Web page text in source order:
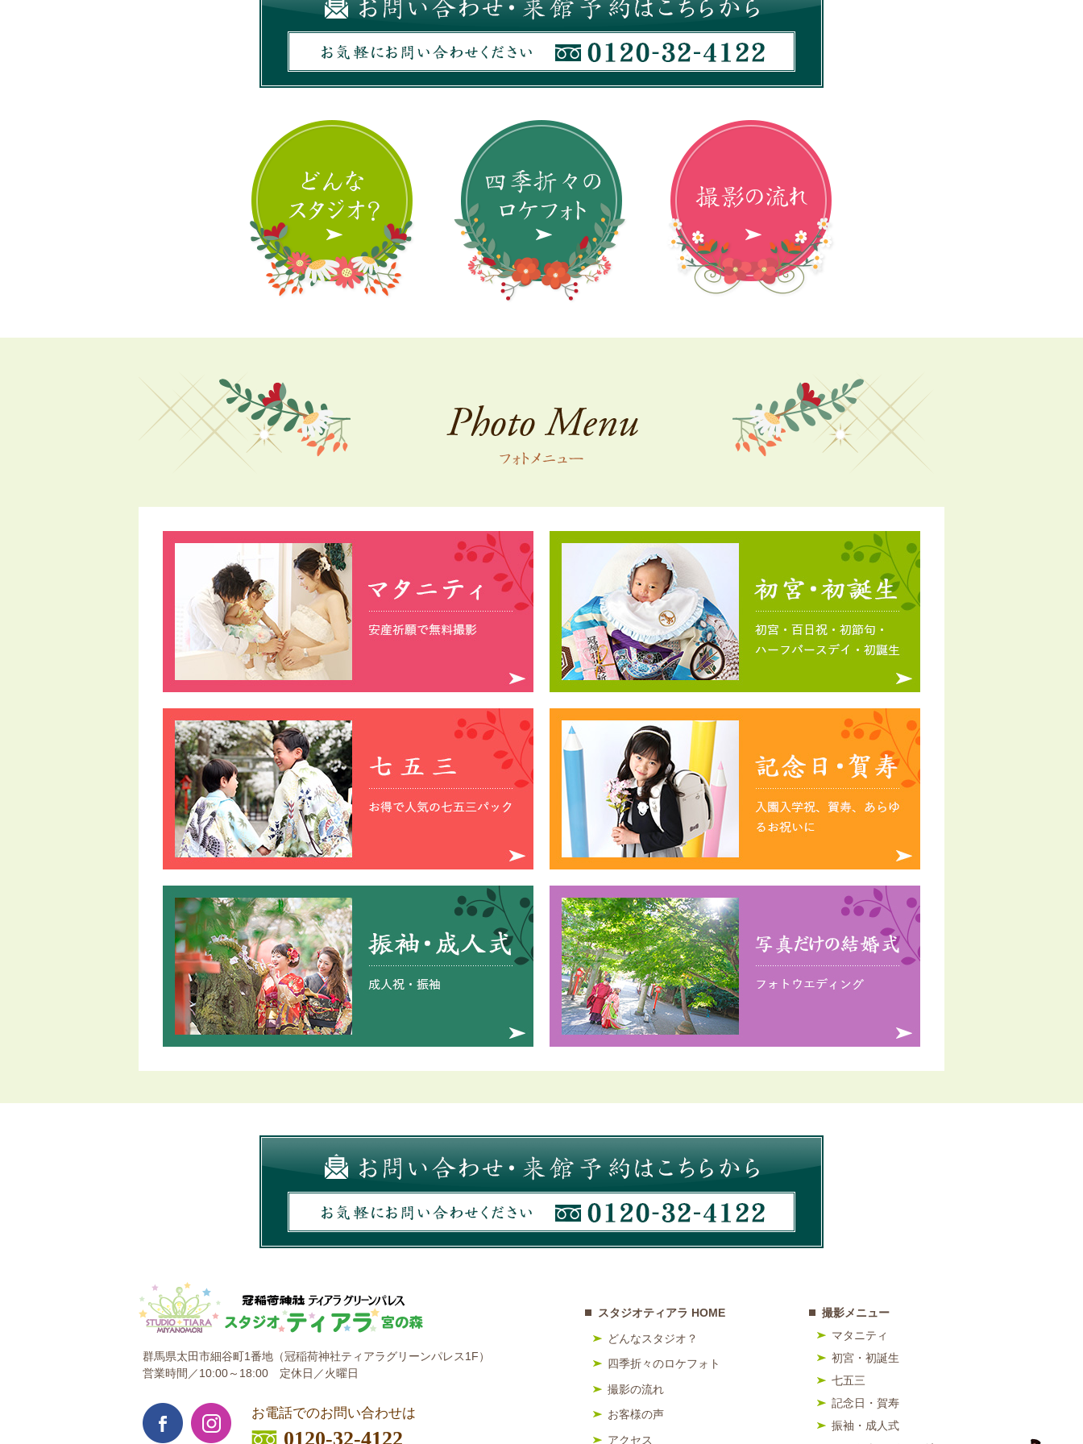
スタジオティアラ HOME
どんなスタジオ？
四季折々のロケフォト
撮影の流れ
お客様の声
アクセス
撮影メニュー
マタニティ
初宮・初誕生
七五三
記念日・賀寿
振袖・成人式
群馬県太田市細谷町1番地（冠稲荷神社ティアラグリーンパレス1F）
営業時間／10:00～18:00 定休日／火曜日
お電話でのお問い合わせは
0120-32-4122